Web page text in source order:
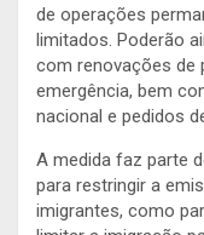
de operações
limitados. Poderão
com renovações de
emergência, bem
nacional e pedidos
A medida faz parte
para restringir a
imigrantes, como